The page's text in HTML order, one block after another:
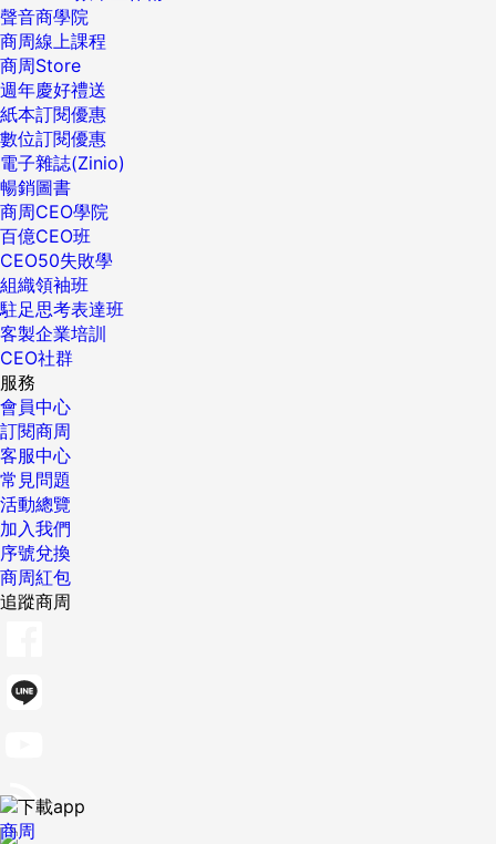
聲音商學院
商周線上課程
商周Store
週年慶好禮送
紙本訂閱優惠
數位訂閱優惠
電子雜誌(Zinio)
暢銷圖書
商周CEO學院
百億CEO班
CEO50失敗學
組織領袖班
駐足思考表達班
客製企業培訓
CEO社群
服務
會員中心
訂閱商周
客服中心
常見問題
活動總覽
加入我們
序號兌換
商周紅包
追蹤商周
商周